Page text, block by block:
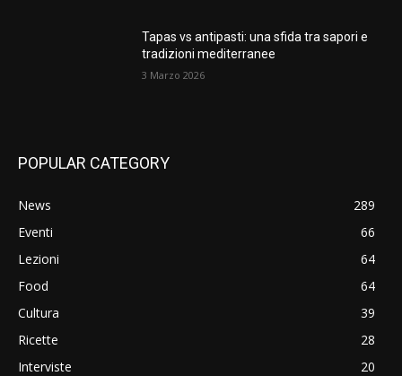
Tapas vs antipasti: una sfida tra sapori e
tradizioni mediterranee
3 Marzo 2026
POPULAR CATEGORY
News
289
Eventi
66
Lezioni
64
Food
64
Cultura
39
Ricette
28
Interviste
20